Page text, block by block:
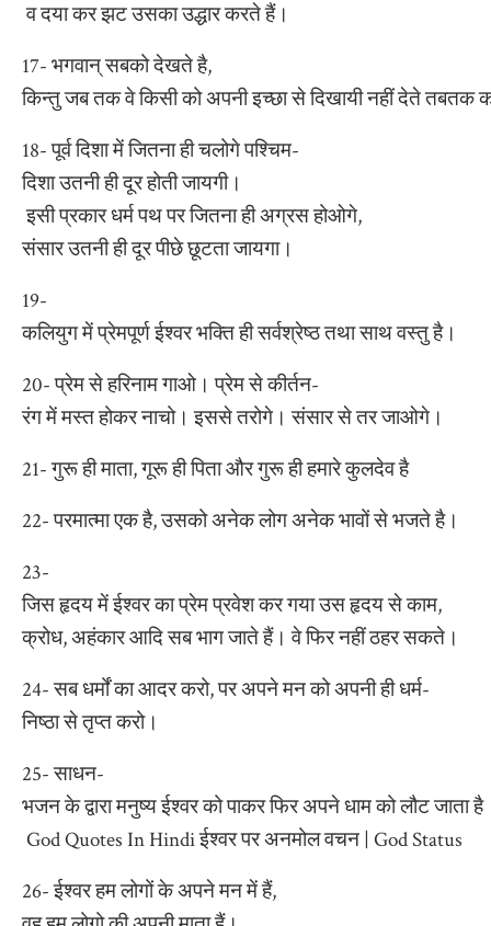
व दया कर झट उसका उद्धार करते हैं।
17- भगवान् सबको देखते है,
किन्तु जब तक वे किसी को अपनी इच्छा से दिखायी नहीं देते तबतक
18- पूर्व दिशा में जितना ही चलोगे पश्चिम-
दिशा उतनी ही दूर होती जायगी।
इसी प्रकार धर्म पथ पर जितना ही अग्रस होओगे,
संसार उतनी ही दूर पीछे छूटता जायगा।
19-
कलियुग में प्रेमपूर्ण ईश्वर भक्ति ही सर्वश्रेष्ठ तथा साथ वस्तु है।
20- प्रेम से हरिनाम गाओ। प्रेम से कीर्तन-
रंग में मस्त होकर नाचो। इससे तरोगे। संसार से तर जाओगे।
21- गुरू ही माता, गूरू ही पिता और गुरू ही हमारे कुलदेव है
22- परमात्मा एक है, उसको अनेक लोग अनेक भावों से भजते है।
23-
जिस हृदय में ईश्वर का प्रेम प्रवेश कर गया उस हृदय से काम,
क्रोध, अहंकार आदि सब भाग जाते हैं। वे फिर नहीं ठहर सकते।
24- सब धर्मों का आदर करो, पर अपने मन को अपनी ही धर्म-
निष्ठा से तृप्त करो।
25- साधन-
भजन के द्वारा मनुष्य ईश्वर को पाकर फिर अपने धाम को लौट जाता
God Quotes In Hindi ईश्वर पर अनमोल वचन | God Status
26- ईश्वर हम लोगों के अपने मन में हैं,